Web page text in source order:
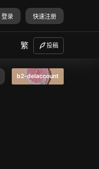
登录 快速注册
繁 投稿
b2-delaccount